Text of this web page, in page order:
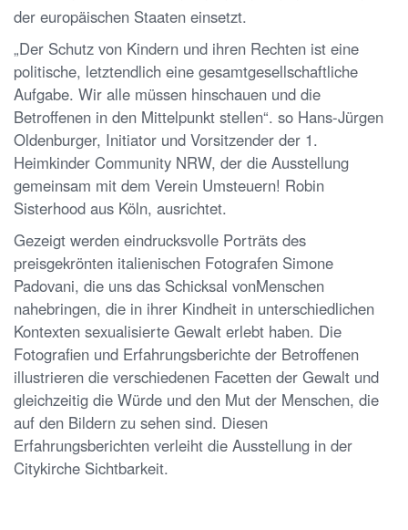
der europäischen Staaten einsetzt.
„Der Schutz von Kindern und ihren Rechten ist eine
politische, letztendlich eine gesamtgesellschaftliche
Aufgabe. Wir alle müssen hinschauen und die
Betroffenen in den Mittelpunkt stellen“. so Hans-Jürgen
Oldenburger, Initiator und Vorsitzender der 1.
Heimkinder Community NRW, der die Ausstellung
gemeinsam mit dem Verein Umsteuern! Robin
Sisterhood aus Köln, ausrichtet.
Gezeigt werden eindrucksvolle Porträts des
preisgekrönten italienischen Fotografen Simone
Padovani, die uns das Schicksal vonMenschen
nahebringen, die in ihrer Kindheit in unterschiedlichen
Kontexten sexualisierte Gewalt erlebt haben. Die
Fotografien und Erfahrungsberichte der Betroffenen
illustrieren die verschiedenen Facetten der Gewalt und
gleichzeitig die Würde und den Mut der Menschen, die
auf den Bildern zu sehen sind. Diesen
Erfahrungsberichten verleiht die Ausstellung in der
Citykirche Sichtbarkeit.